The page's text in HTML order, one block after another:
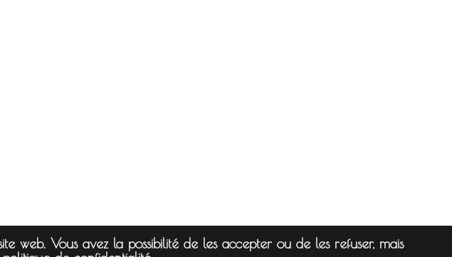
web. Vous avez la possibilité de les accepter ou de les refuser, mais